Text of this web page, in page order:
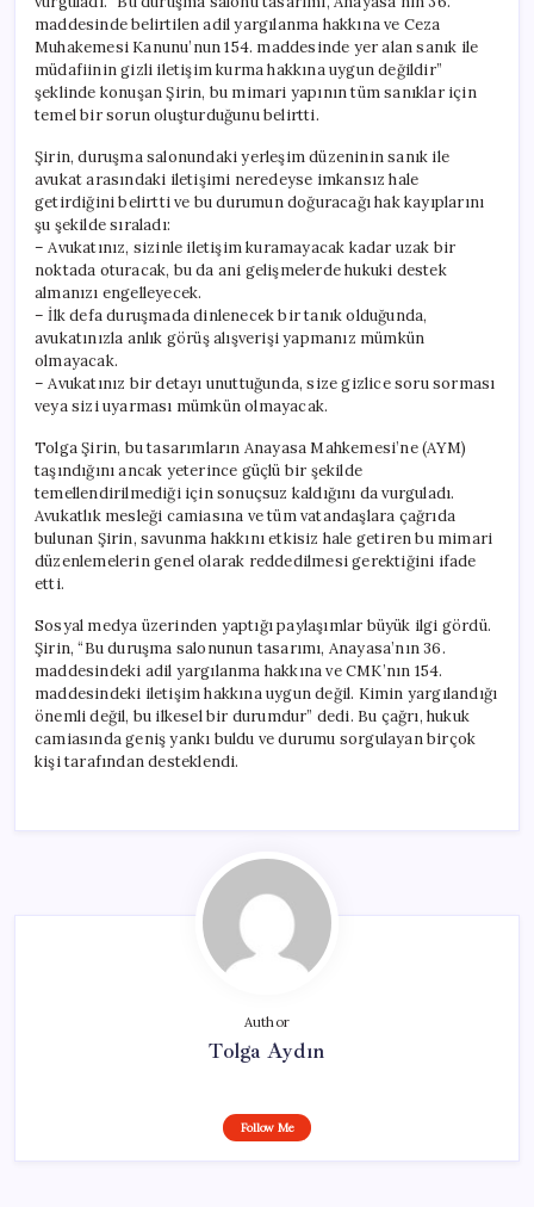
maddesinde belirtilen adil yargılanma hakkına ve Ceza
Muhakemesi Kanunu’nun 154. maddesinde yer alan sanık ile
müdafiinin gizli iletişim kurma hakkına uygun değildir”
şeklinde konuşan Şirin, bu mimari yapının tüm sanıklar için
temel bir sorun oluşturduğunu belirtti.
Şirin, duruşma salonundaki yerleşim düzeninin sanık ile
avukat arasındaki iletişimi neredeyse imkansız hale
getirdiğini belirtti ve bu durumun doğuracağı hak kayıplarını
şu şekilde sıraladı:
– Avukatınız, sizinle iletişim kuramayacak kadar uzak bir
noktada oturacak, bu da ani gelişmelerde hukuki destek
almanızı engelleyecek.
– İlk defa duruşmada dinlenecek bir tanık olduğunda,
avukatınızla anlık görüş alışverişi yapmanız mümkün
olmayacak.
– Avukatınız bir detayı unuttuğunda, size gizlice soru sorması
veya sizi uyarması mümkün olmayacak.
Tolga Şirin, bu tasarımların Anayasa Mahkemesi’ne (AYM)
taşındığını ancak yeterince güçlü bir şekilde
temellendirilmediği için sonuçsuz kaldığını da vurguladı.
Avukatlık mesleği camiasına ve tüm vatandaşlara çağrıda
bulunan Şirin, savunma hakkını etkisiz hale getiren bu mimari
düzenlemelerin genel olarak reddedilmesi gerektiğini ifade
etti.
Sosyal medya üzerinden yaptığı paylaşımlar büyük ilgi gördü.
Şirin, “Bu duruşma salonunun tasarımı, Anayasa’nın 36.
maddesindeki adil yargılanma hakkına ve CMK’nın 154.
maddesindeki iletişim hakkına uygun değil. Kimin yargılandığı
önemli değil, bu ilkesel bir durumdur” dedi. Bu çağrı, hukuk
camiasında geniş yankı buldu ve durumu sorgulayan birçok
kişi tarafından desteklendi.
Author
Tolga Aydın
Follow Me